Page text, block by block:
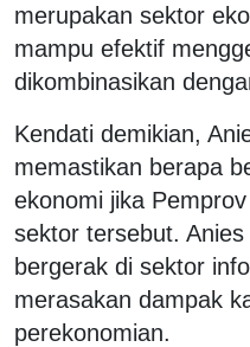
merupakan sektor
mampu efektif
dikombinasikan
Kendati demikian,
memastikan berapa
ekonomi jika
sektor tersebut.
bergerak di sektor
merasakan dampak
perekonomian.